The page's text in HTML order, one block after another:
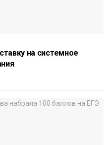
на системное